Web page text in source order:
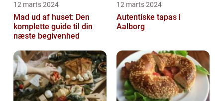
12 marts 2024
Mad ud af huset: Den
komplette guide til din
næste begivenhed
12 marts 2024
Autentiske tapas i
Aalborg